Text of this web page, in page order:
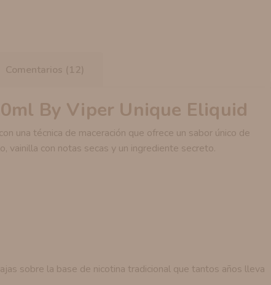
Comentarios (12)
By Viper Unique Eliquid
una técnica de maceración que ofrece un sabor único de
vainilla con notas secas y un ingrediente secreto.
sobre la base de nicotina tradicional que tantos años lleva